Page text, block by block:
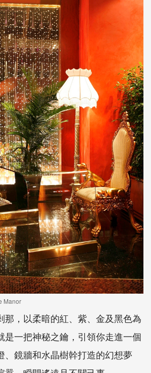
Manor
那，以柔暗的紅、紫、金及黑色為
是一把神秘之鑰，引領你走進一個
、鏡牆和水晶樹幹打造的幻想夢